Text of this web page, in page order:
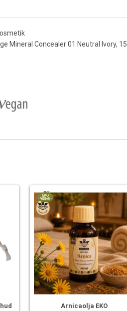
Mineral Concealer 01 Neutral Ivory, 15
Arnicaolja EKO